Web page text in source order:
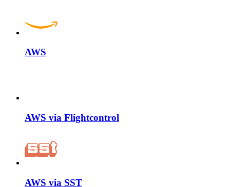
AWS
AWS via Flightcontrol
AWS via SST